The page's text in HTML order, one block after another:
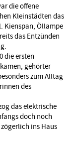
die offene
Kleinstädten das
Kienspan, Öllampe
das Entzünden
die ersten
gehörter
zum Alltag
des
das elektrische
doch noch
ins Haus